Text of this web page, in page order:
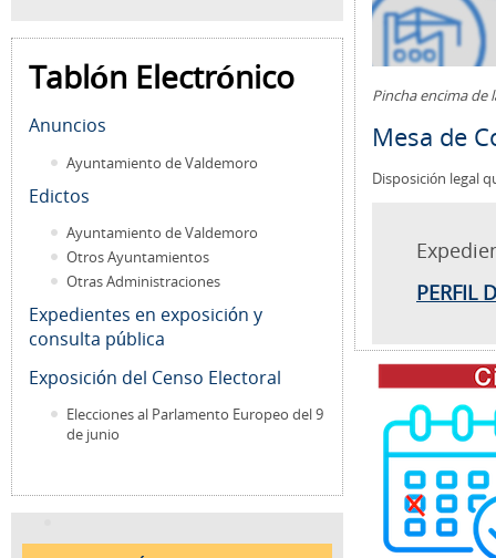
Tablón Electrónico
Anuncios
Ayuntamiento de Valdemoro
Edictos
Ayuntamiento de Valdemoro
Otros Ayuntamientos
Otras Administraciones
Expedientes en exposición y
consulta pública
Exposición del Censo Electoral
Elecciones al Parlamento Europeo del 9
de junio
Pincha encima de
Mesa de
Disposición legal
PERFIL